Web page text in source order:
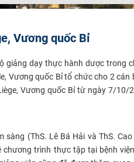
Vương quốc Bỉ
giảng dạy thực hành dược trong
Vương quốc Bỉ tổ chức cho 2 cán
Vương quốc Bỉ từ ngày 7/10/
(ThS. Lê Bá Hải và ThS. Cao
trình thực tập tại bệnh